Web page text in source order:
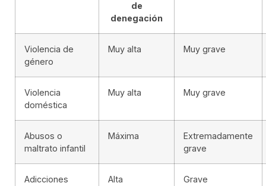
de
denegación
Violencia de
género
Muy alta Muy grave
Violencia
doméstica
Muy alta Muy grave
Abusos o
maltrato infantil
Máxima
Extremadamente
grave
Adicciones
Alta Grave